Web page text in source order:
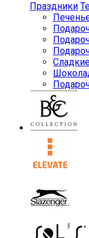
Праздники